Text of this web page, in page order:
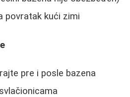
povratak kući zimi
pre i posle bazena